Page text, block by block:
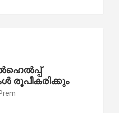
രൂപീകരിക്കും
Prem